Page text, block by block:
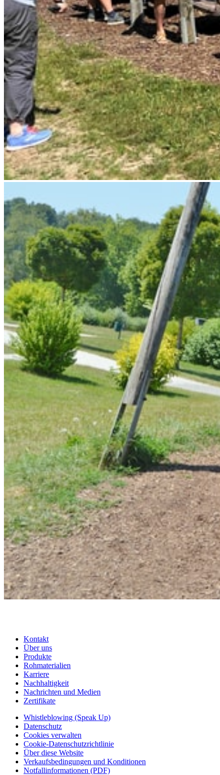
Kontakt
Über uns
Produkte
Rohmaterialien
Karriere
Nachhaltigkeit
Nachrichten und Medien
Zertifikate
Whistleblowing (Speak Up)
Datenschutz
Cookies verwalten
Cookie-Datenschutzrichtlinie
Über diese Website
Verkaufsbedingungen und Konditionen
Notfallinformationen (PDF)